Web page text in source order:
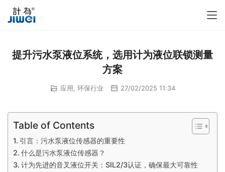
提升污水泵液位系统，选用计为液位联锁测量
方案
应用 环保行业 27/02/2025 11:34
Table of Contents
引言：污水泵液位传感器的重要性
什么是污水泵液位传感器？
计为先进的音叉液位开关：SIL2/3认证，确保最大可靠性